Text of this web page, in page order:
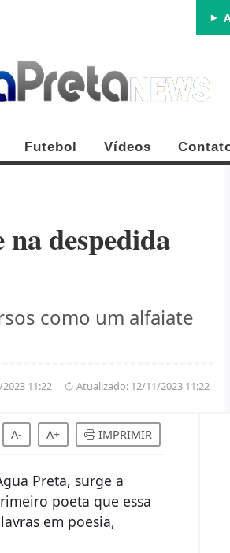
Futebol Vídeos
despedida
como um alfaiate
Atualizado:12/11/2023 11:22
11:22
A- A+ IMPRIMIR
Preta, surge a
poeta que essa
em poesia,